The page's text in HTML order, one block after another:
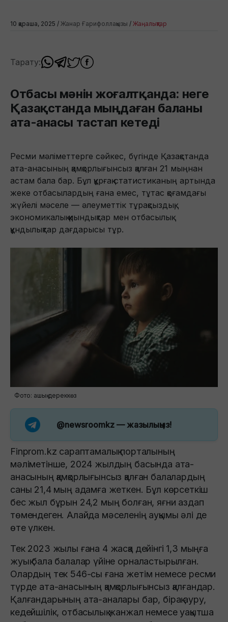
10 қараша, 2025 / Жанар Ғарифоллақызы / Жаңалықтар
Тарату:
Отбасы мәнін жоғалтқанда: неге
Қазақстанда мыңдаған баланы
ата-анасы тастап кетеді
Ресми мәліметтерге сәйкес, бүгінде Қазақстанда
ата-анасының қамқорлығынсыз қалған 21 мыңнан
астам бала бар. Бұл құрғақ статистиканың артында
жеке отбасылардың ғана емес, тұтас қоғамдағы
жүйелі мәселе — әлеуметтік тұрақсыздық,
экономикалық қиындықтар мен отбасылық
құндылықтар дағдарысы тұр.
Фото: ашық дереккөз
@newsroomkz — жазылыңыз!
Finprom.kz сараптамалық порталының
мәліметінше, 2024 жылдың басында ата-
анасының қамқорлығынсыз қалған балалардың
саны 21,4 мың адамға жеткен. Бұл көрсеткіш
бес жыл бұрын 24,2 мың болған, яғни аздап
төмендеген. Алайда мәселенің ауқымы әлі де
өте үлкен.
Тек 2023 жылы ғана 4 жасқа дейінгі 1,3 мыңға
жуық бала балалар үйіне орналастырылған.
Олардың тек 546-сы ғана жетім немесе ресми
түрде ата-анасының қамқорлығынсыз қалғандар.
Қалғандарының ата-аналары бар, бірақ ауру,
кедейшілік, отбасылық жанжал немесе уақытша